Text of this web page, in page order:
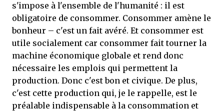
s'impose à l'ensemble de l'humanité : il est
obligatoire de consommer. Consommer amène le
bonheur – c'est un fait avéré. Et consommer est
utile socialement car consommer fait tourner la
machine économique globale et rend donc
nécessaire les emplois qui permettent la
production. Donc c'est bon et civique. De plus,
c'est cette production qui, je le rappelle, est le
préalable indispensable à la consommation et